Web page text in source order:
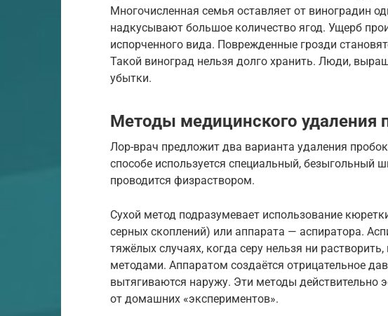
Многочисленная семья оставляет от виноградин
надкусывают большое количество ягод. Ущерб
испорченного вида. Поврежденные грозди
Такой виноград нельзя долго хранить. Люди,
убытки.
Методы медицинского удаления
Лор-врач предложит два варианта удаления
способе используется специальный,
проводится физраствором.
Сухой метод подразумевает использование
серных скоплений) или аппарата — аспиратора.
тяжёлых случаях, когда серу нельзя ни
методами. Аппаратом создаётся отрицательное
вытягиваются наружу. Эти методы действительно
от домашних «экспериментов».